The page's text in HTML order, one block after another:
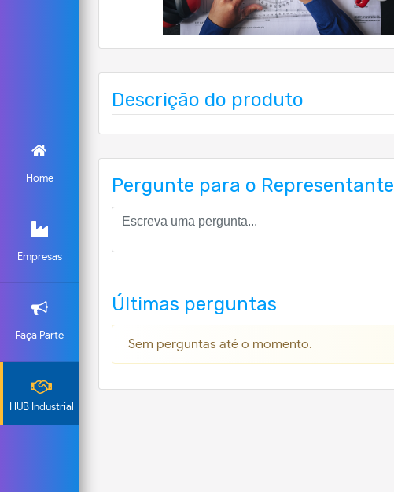
Home
Empresas
Faça Parte
HUB Industrial
Descrição do produto
Pergunte para o Representante
Últimas perguntas
Sem perguntas até o momento.